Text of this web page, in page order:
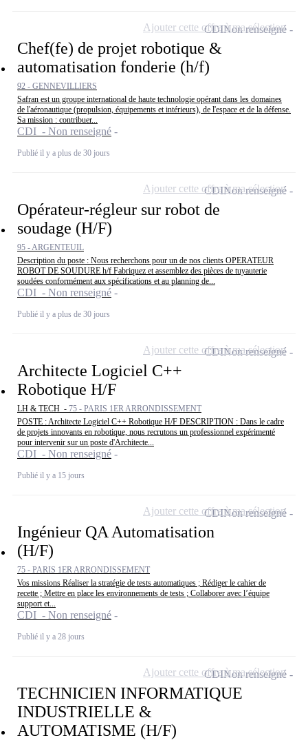
Chef(fe) de projet robotique &
automatisation fonderie (h/f)
92 - GENNEVILLIERS
Safran est un groupe international de haute technologie opérant dans les domaines
de l'aéronautique (propulsion, équipements et intérieurs), de l'espace et de la défense.
Sa mission : contribuer...
CDI - Non renseigné
Publié il y a plus de 30 jours
CDINon renseigné
Ajouter cette offre à ma sélection
Opérateur-régleur sur robot de
soudage (H/F)
95 - ARGENTEUIL
Description du poste : Nous recherchons pour un de nos clients OPERATEUR
ROBOT DE SOUDURE h/f Fabriquez et assemblez des pièces de tuyauterie
soudées conformément aux spécifications et au planning de...
CDI - Non renseigné
Publié il y a plus de 30 jours
CDINon renseigné
Ajouter cette offre à ma sélection
Architecte Logiciel C++
Robotique H/F
LH & TECH - 75 - PARIS 1ER ARRONDISSEMENT
POSTE : Architecte Logiciel C++ Robotique H/F DESCRIPTION : Dans le cadre
de projets innovants en robotique, nous recrutons un professionnel expérimenté
pour intervenir sur un poste d'Architecte...
CDI - Non renseigné
Publié il y a 15 jours
CDINon renseigné
Ajouter cette offre à ma sélection
Ingénieur QA Automatisation
(H/F)
75 - PARIS 1ER ARRONDISSEMENT
Vos missions Réaliser la stratégie de tests automatiques ; Rédiger le cahier de
recette ; Mettre en place les environnements de tests ; Collaborer avec l’équipe
support et...
CDI - Non renseigné
Publié il y a 28 jours
CDINon renseigné
Ajouter cette offre à ma sélection
TECHNICIEN INFORMATIQUE
INDUSTRIELLE &
AUTOMATISME (H/F)
CDINon renseigné
Ajouter cette offre à ma sélection